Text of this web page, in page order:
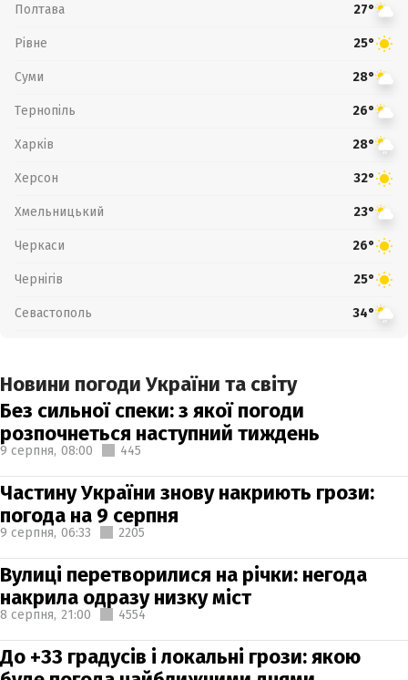
Полтава 27°
Рівне 25°
Суми 28°
Тернопіль 26°
Харків 28°
Херсон 32°
Хмельницький 23°
Черкаси 26°
Чернігів 25°
Севастополь 34°
Новини погоди України та світу
Без сильної спеки: з якої погоди
розпочнеться наступний тиждень
9 серпня, 08:00 445
Частину України знову накриють грози:
погода на 9 серпня
9 серпня, 06:33 2205
Вулиці перетворилися на річки: негода
накрила одразу низку міст
8 серпня, 21:00 4554
До +33 градусів і локальні грози: якою